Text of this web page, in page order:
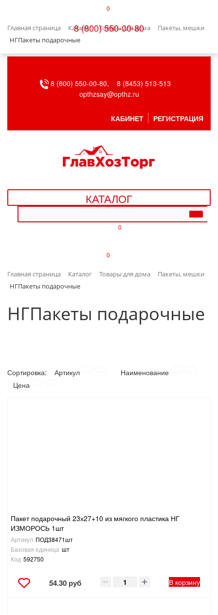
0
8 (800) 550-00-80
Главная страница Каталог Товары для дома
Пакеты, мешки
НГПакеты подарочные
БЫТОВАЯ ТЕХНИКА
ВЕНТИЛЯЦИЯ
ДАЧА, САД И ОГОРОД
ДЕТСКИЕ ТОВАРЫ
ИНТЕРЬЕР
ЛАКОКРАСОЧНЫЕ МАТЕРИАЛЫ
СНЕГОУБОРОЧНЫЙ ИНВЕНТАРЬ
СТРЕМЯНКИ,ЛЕСТНИЦЫ
8 (800) 550-00-80,
8 (8453) 513-513
opthzsay@opthz.ru
КАБИНЕТ РЕГИСТРАЦИЯ
КАТАЛОГ
0
0
Главная страница Каталог Товары для дома
Пакеты, мешки
НГПакеты подарочные
НГПакеты подарочные
Сортировка: Артикул
Наименование
Цена
Пакет подарочный 23х27+10 из мягкого пластика НГ
ИЗМОРОСЬ 1шт
Артикул ПОД38471шт
Базовая единица шт
Код 592750
54.30 руб В корзину